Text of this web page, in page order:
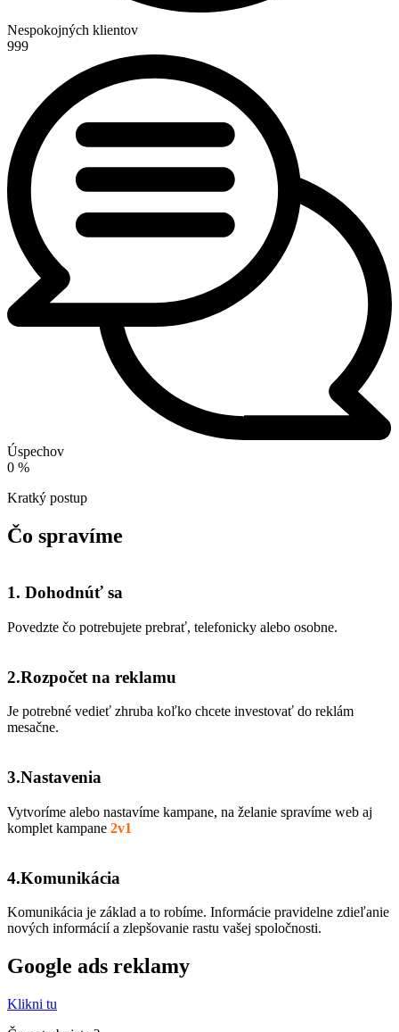
Nespokojných klientov
999
Úspechov
0 %
Kratký postup
Čo spravíme
1. Dohodnúť sa
Povedzte čo potrebujete prebrať, telefonicky alebo osobne.
2.Rozpočet na reklamu
Je potrebné vedieť zhruba koľko chcete investovať do reklám
mesačne.
3.Nastavenia
Vytvoríme alebo nastavíme kampane, na želanie spravíme web aj
komplet kampane 2v1
4.Komunikácia
Komunikácia je základ a to robíme. Informácie pravidelne zdieľanie
nových informácií a zlepšovanie rastu vašej spoločnosti.
Google ads reklamy
Klikni tu